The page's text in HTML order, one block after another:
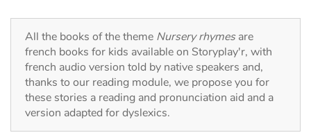
Tales and classics in french
Fable, myth, literature and poetry
Princesses and princes, kings, queens and dragons
Ogres, monsters and witches
All the books of the theme Nursery rhymesare
french books for kids available on Storyplay'r, with
french audio version told by native speakers and,
thanks to our reading module, we propose you for
these stories a reading and pronunciation aid and a
version adapted for dyslexics.